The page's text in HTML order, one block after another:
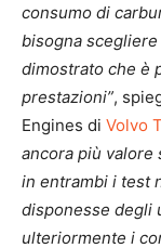
consumo di
bisogna scegliere
dimostrato che è
prestazioni”,
Engines di Volvo
ancora più valore
in entrambi i test
disponesse degli
ulteriormente i